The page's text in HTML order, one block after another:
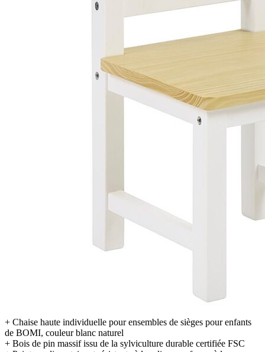
+ Chaise haute individuelle pour ensembles de sièges pour enfants
de BOMI, couleur blanc naturel
+ Bois de pin massif issu de la sylviculture durable certifiée FSC